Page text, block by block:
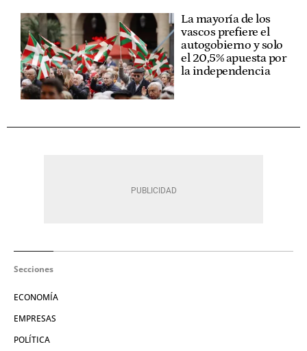
La mayoría de los
vascos prefiere el
autogobierno y solo
el 20,5% apuesta por
la independencia
Secciones
ECONOMÍA
EMPRESAS
POLÍTICA